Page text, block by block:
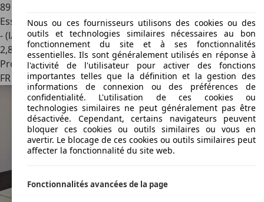
89 000 km
Essence
- (l/100 km)
2,8
Professionnel
FR 45760Marigny-les-usages
Nous ou ces fournisseurs utilisons des cookies ou des
outils et technologies similaires nécessaires au bon
fonctionnement du site et à ses fonctionnalités
essentielles. Ils sont généralement utilisés en réponse à
l'activité de l'utilisateur pour activer des fonctions
importantes telles que la définition et la gestion des
informations de connexion ou des préférences de
confidentialité. L'utilisation de ces cookies ou
technologies similaires ne peut généralement pas être
désactivée. Cependant, certains navigateurs peuvent
bloquer ces cookies ou outils similaires ou vous en
avertir. Le blocage de ces cookies ou outils similaires peut
affecter la fonctionnalité du site web.
Fonctionnalités avancées de la page